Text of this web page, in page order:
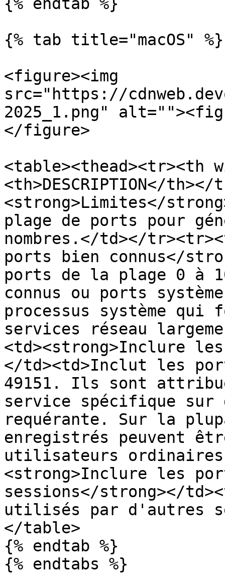
{% tab title="macOS" %}
<figure><img
src="https://
2025_1.png"
</figure>
<table><thead><tr><th
<th>DESCRIPTION</
<strong>Limites</
plage de ports pour
nombres.</td></
ports bien connus</
ports de la plage 0 à
connus ou ports
processus système qui
services réseau
<td><strong>Inclure
</td><td>Inclut les
49151. Ils sont
service spécifique sur
requérante. Sur la
enregistrés peuvent
utilisateurs
<strong>Inclure les
sessions</strong></
utilisés par d'autres
</table>
{% endtab %}
{% endtabs %}